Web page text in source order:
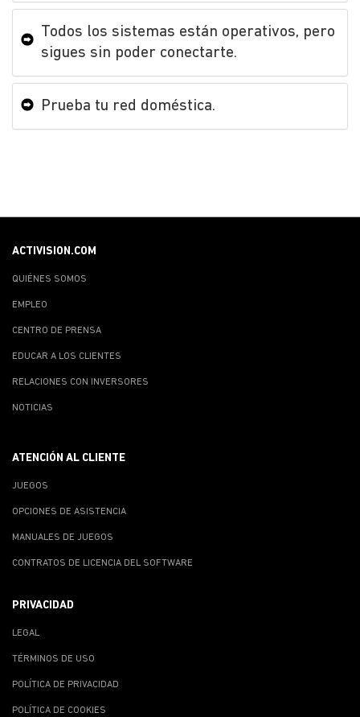
Todos los sistemas están operativos, pero
sigues sin poder conectarte.
Prueba tu red doméstica.
ACTIVISION.COM
QUIÉNES SOMOS
EMPLEO
CENTRO DE PRENSA
EDUCAR A LOS CLIENTES
RELACIONES CON INVERSORES
NOTICIAS
ATENCIÓN AL CLIENTE
JUEGOS
OPCIONES DE ASISTENCIA
MANUALES DE JUEGOS
CONTRATOS DE LICENCIA DEL SOFTWARE
PRIVACIDAD
LEGAL
TÉRMINOS DE USO
POLÍTICA DE PRIVACIDAD
POLÍTICA DE COOKIES